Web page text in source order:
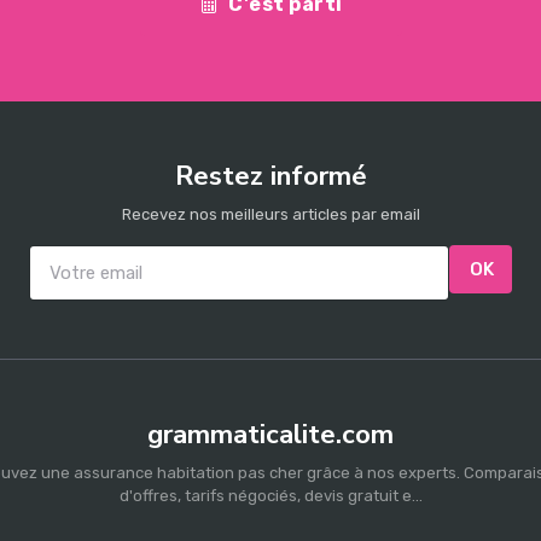
Restez informé
Recevez nos meilleurs articles par email
OK
grammaticalite.com
une assurance habitation pas cher grâce à nos experts.
d'offres, tarifs négociés, devis gratuit e...